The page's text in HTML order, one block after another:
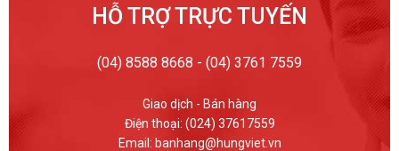
HỖ TRỢ TRỰC TUYẾN
(04) 8588 8668 - (04) 3761 7559
Giao dịch - Bán hàng
Điện thoại: (024) 37617559
Email: banhang@hungviet.vn